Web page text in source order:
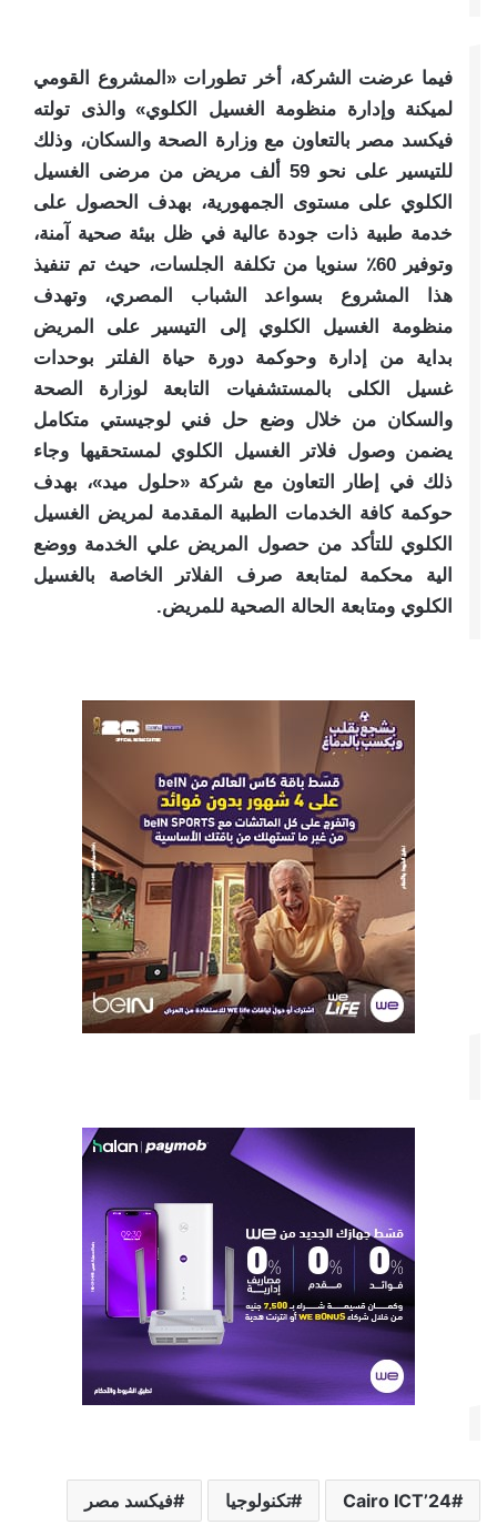
فيما عرضت الشركة، أخر تطورات «المشروع القومي
لميكنة وإدارة منظومة الغسيل الكلوي» والذى تولته
فيكسد مصر بالتعاون مع وزارة الصحة والسكان، وذلك
للتيسير على نحو 59 ألف مريض من مرضى الغسيل
الكلوي على مستوى الجمهورية، بهدف الحصول على
خدمة طبية ذات جودة عالية في ظل بيئة صحية آمنة،
وتوفير 60٪؜ سنويا من تكلفة الجلسات، حيث تم تنفيذ
هذا المشروع بسواعد الشباب المصري، وتهدف
منظومة الغسيل الكلوي إلى التيسير على المريض
بداية من إدارة وحوكمة دورة حياة الفلتر بوحدات
غسيل الكلى بالمستشفيات التابعة لوزارة الصحة
والسكان من خلال وضع حل فني لوجيستي متكامل
يضمن وصول فلاتر الغسيل الكلوي لمستحقيها وجاء
ذلك في إطار التعاون مع شركة «حلول ميد»، بهدف
حوكمة كافة الخدمات الطبية المقدمة لمريض الغسيل
الكلوي للتأكد من حصول المريض علي الخدمة ووضع
الية محكمة لمتابعة صرف الفلاتر الخاصة بالغسيل
الكلوي ومتابعة الحالة الصحية للمريض.
Cairo ICT’24 تكنولوجيا فيكسد مصر